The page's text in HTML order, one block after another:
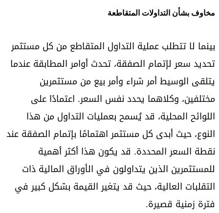
مخاوف بشأن التداولات المتقاطعة
بينما لا تتطلب عملية التداول المتقاطع من كل مستثمر
تحديد سعر لإتمام الصفقة، تحدث أوامر المطابقة عندما
يتلقى الوسيط أمر شراء وأمر بيع من مستثمرين
مختلفين، وكلاهما يحدد نفس السعر. اعتمادًا على
اللوائح المحلية، قد يُسمح بعمليات التداول من هذا
النوع، حيث أبدى كل مستثمر اهتمامًا بإتمام الصفقة عند
نقطة السعر المحددة. قد يكون هذا أكثر أهمية
للمستثمرين الذين يتداولون في الأوراق المالية ذات
التقلبات العالية، حيث قد يتغير القيمة بشكل كبير في
فترة زمنية قصيرة.